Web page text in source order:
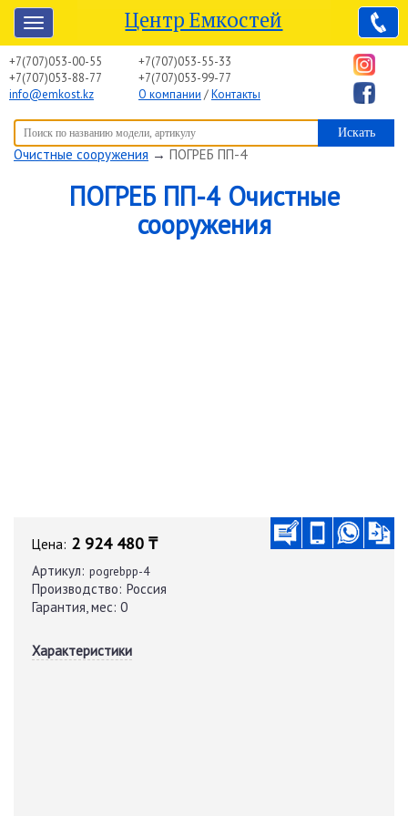
Центр Емкостей
+7(707)053-00-55
+7(707)053-88-77
info@emkost.kz
+7(707)053-55-33
+7(707)053-99-77
О компании /Контакты
Вы здесь:Центр Емкостей→ Емкостное оборудование→
Очистные сооружения → ПОГРЕБ ПП-4
ПОГРЕБ ПП-4 Очистные
сооружения
Цена: 2 924 480 ₸
Артикул: pogrebpp-4
Производство: Россия
Гарантия, мес: 0
Характеристики